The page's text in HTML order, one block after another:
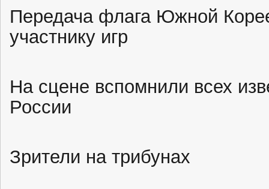
Передача флага Южной
участнику игр
На сцене вспомнили всех
России
Зрители на трибунах